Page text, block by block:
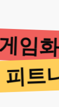
임
피트